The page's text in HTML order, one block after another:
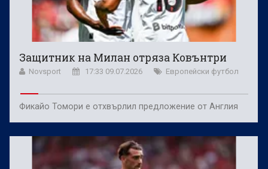
Защитник на Милан отряза Ковънтри
Novsport 17:33 09.07.2026 Европейски футбол
Фикайо Томори е отхвърлил предложение от Англия